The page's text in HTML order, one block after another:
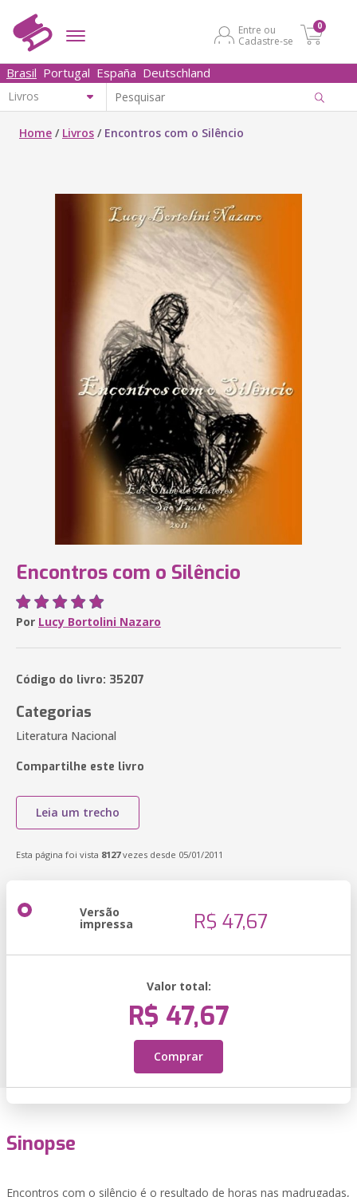
Entre ou
Cadastre-se
0
Brasil Portugal España Deutschland
Home / Livros / Encontros com o Silêncio
Encontros com o Silêncio
Por Lucy Bortolini Nazaro
Código do livro: 35207
Categorias
Literatura Nacional
Compartilhe este livro
Leia um trecho
Esta página foi vista 8127vezes desde 05/01/2011
Versão
impressa R$ 47,67
Valor total:
R$ 47,67
Comprar
Sinopse
Encontros com o silêncio é o resultado de horas nas madrugadas,